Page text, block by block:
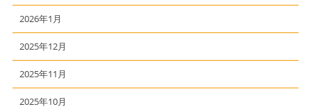
2026年1月
2025年12月
2025年11月
2025年10月